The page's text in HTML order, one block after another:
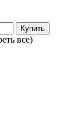
Купить
все)